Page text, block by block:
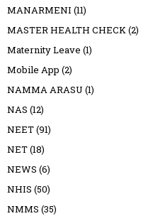
MANARMENI (11)
MASTER HEALTH CHECK(2)
Maternity Leave (1)
Mobile App (2)
NAMMA ARASU (1)
NAS (12)
NEET(91)
NET(18)
NEWS (6)
NHIS (50)
NMMS (35)